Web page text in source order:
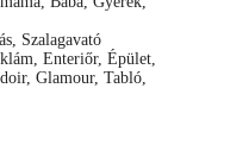
Szalagavató
Enteriőr, Épület,
Glamour, Tabló,